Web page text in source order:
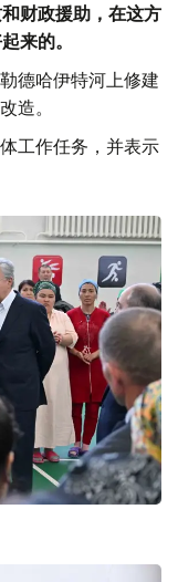
财政援助，在这方
来的。
德哈伊特河上修建
造。
工作任务，并表示